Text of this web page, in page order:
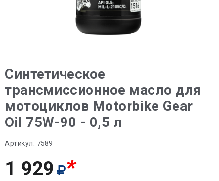
Синтетическое
трансмиссионное масло для
мотоциклов Motorbike Gear
Oil 75W-90 - 0,5 л
Артикул: 7589
1 929 *